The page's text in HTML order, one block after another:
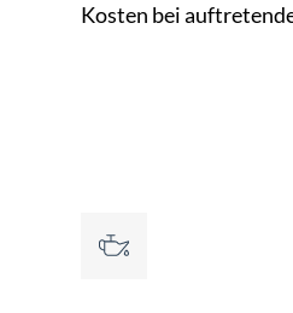
Kosten bei